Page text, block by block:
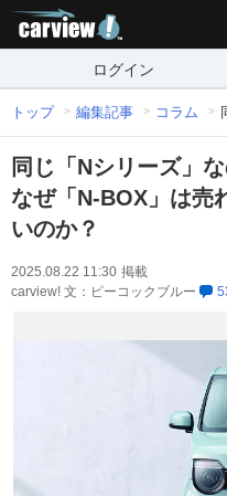
ログイン
トップ 編集記事 コラム
同じ「Nシリーズ」
なぜ「N-BOX」は売
いのか？
2025.08.22 11:30 掲載
carview! 文：ピーコックブルー